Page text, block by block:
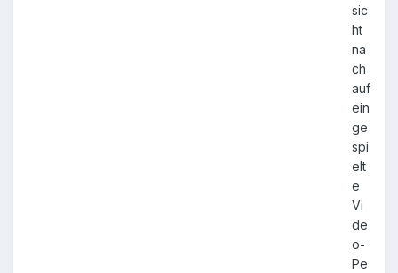
sic
ht
na
ch
auf
ein
ge
spi
elt
e
Vi
de
o-
Pe